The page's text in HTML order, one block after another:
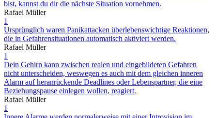
bist, kannst du dir die nächste Situation vornehmen.
Rafael Müller
1
Ursprünglich waren Panikattacken überlebenswichtige Reaktionen,
die in Gefahrensituationen automatisch aktiviert werden.
Rafael Müller
1
Dein Gehirn kann zwischen realen und eingebildeten Gefahren
nicht unterscheiden, weswegen es auch mit dem gleichen inneren
Alarm auf heranrückende Deadlines oder Lebenspartner, die eine
Beziehungspause einlegen wollen, reagiert.
Rafael Müller
1